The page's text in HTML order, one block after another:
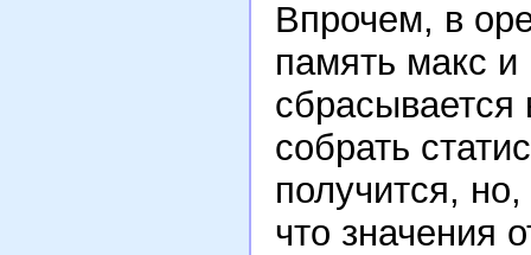
Впрочем, в
память макс и
сбрасывается
собрать
получится,
что значения